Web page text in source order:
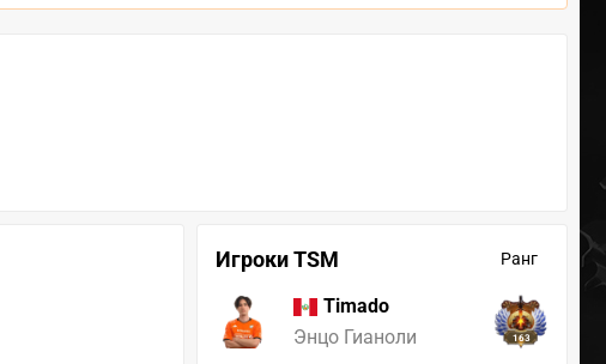
Игроки TSM Ранг
Timado
Энцо Гианоли
163